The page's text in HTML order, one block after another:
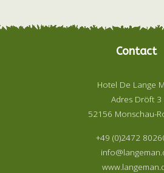
Contact
Hotel De Lange
Adres Dröft 3
52156 Monschau-
+49 (0)2472